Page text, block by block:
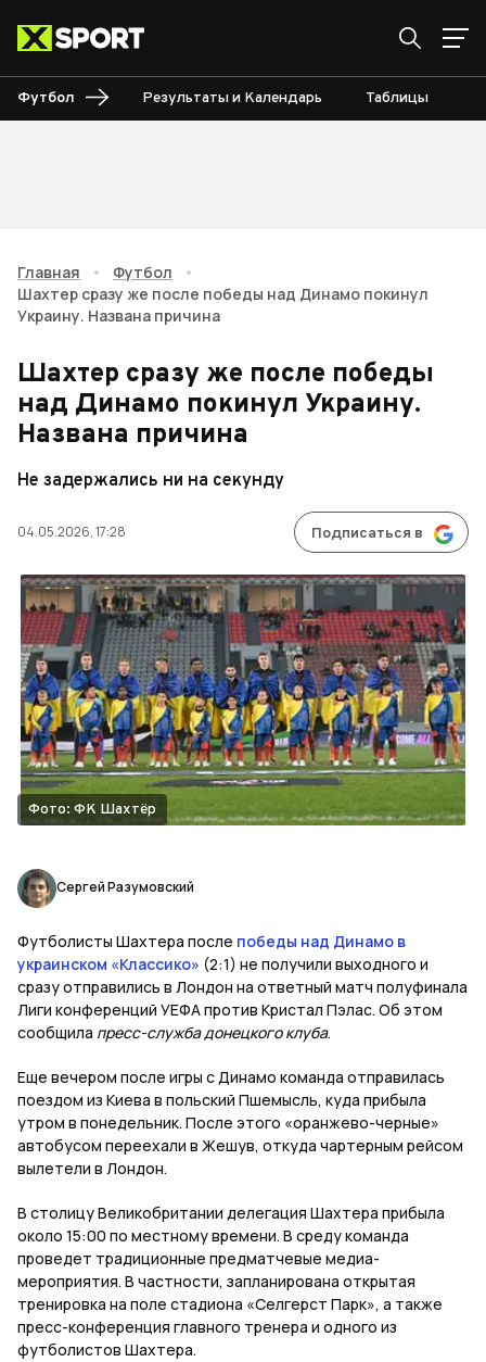
Футбол Результаты и Календарь Таблицы
Главная • Футбол
•
Шахтер сразу же после победы над Динамо покинул
Украину. Названа причина
Шахтер сразу же после победы
над Динамо покинул Украину.
Названа причина
Не задержались ни на секунду
04.05.2026, 17:28 Подписаться в
Фото: ФК Шахтёр
Сергей Разумовский
Футболисты Шахтера после победы над Динамо в
украинском «Классико» (2:1) не получили выходного и
сразу отправились в Лондон на ответный матч полуфинала
Лиги конференций УЕФА против Кристал Пэлас. Об этом
сообщила пресс-служба донецкого клуба.
Еще вечером после игры с Динамо команда отправилась
поездом из Киева в польский Пшемысль, куда прибыла
утром в понедельник. После этого «оранжево-черные»
автобусом переехали в Жешув, откуда чартерным рейсом
вылетели в Лондон.
В столицу Великобритании делегация Шахтера прибыла
около 15:00 по местному времени. В среду команда
проведет традиционные предматчевые медиа-
мероприятия. В частности, запланирована открытая
тренировка на поле стадиона «Селгерст Парк», а также
пресс-конференция главного тренера и одного из
футболистов Шахтера.